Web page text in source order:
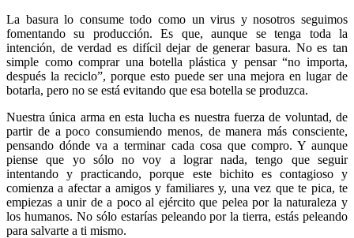
La basura lo consume todo como un virus y nosotros seguimos
fomentando su producción. Es que, aunque se tenga toda la
intención, de verdad es difícil dejar de generar basura. No es tan
simple como comprar una botella plástica y pensar “no importa,
después la reciclo”, porque esto puede ser una mejora en lugar de
botarla, pero no se está evitando que esa botella se produzca.
Nuestra única arma en esta lucha es nuestra fuerza de voluntad, de
partir de a poco consumiendo menos, de manera más consciente,
pensando dónde va a terminar cada cosa que compro. Y aunque
piense que yo sólo no voy a lograr nada, tengo que seguir
intentando y practicando, porque este bichito es contagioso y
comienza a afectar a amigos y familiares y, una vez que te pica, te
empiezas a unir de a poco al ejército que pelea por la naturaleza y
los humanos. No sólo estarías peleando por la tierra, estás peleando
para salvarte a ti mismo.